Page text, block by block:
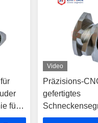
für
Video
Präzisions-
gefertigtes